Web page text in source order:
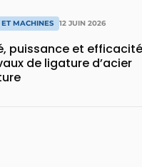
MACHINES 12 JUIN 2026
puissance et
de ligature d’acier